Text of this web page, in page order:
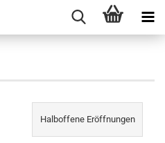
Halboffene Eröffnungen